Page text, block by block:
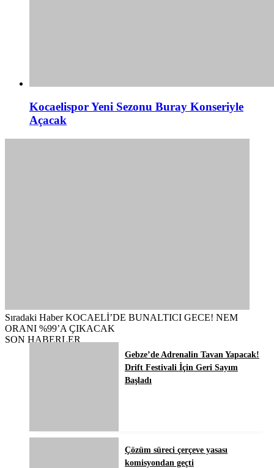
Kocaelispor Yeni Sezonu Buray Konseriyle
Açacak
Sıradaki Haber KOCAELİ’DE BUNALTICI GECE! NEM
ORANI %99’A ÇIKACAK
SON HABERLER
Gebze’de Adrenalin Tavan Yapacak!
Drift Festivali İçin Geri Sayım
Başladı
Çözüm süreci çerçeve yasası
komisyondan geçti